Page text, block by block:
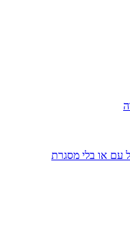
עם או בלי מסגרת